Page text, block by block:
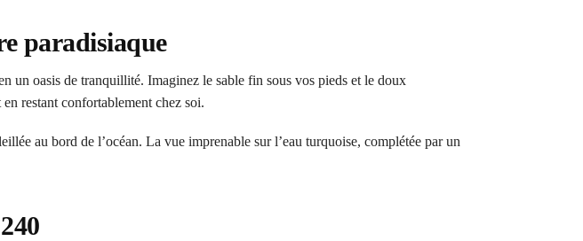
paradisiaque
un oasis de tranquillité. Imaginez le sable fin sous vos pieds et le doux
restant confortablement chez soi.
au bord de l’océan. La vue imprenable sur l’eau turquoise, complétée par un